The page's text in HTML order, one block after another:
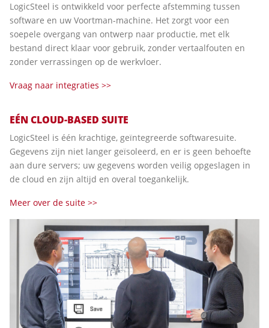
LogicSteel is ontwikkeld voor perfecte afstemming tussen
software en uw Voortman-machine. Het zorgt voor een
soepele overgang van ontwerp naar productie, met elk
bestand direct klaar voor gebruik, zonder vertaalfouten en
zonder verrassingen op de werkvloer.
Vraag naar integraties >>
EÉN CLOUD-BASED SUITE
LogicSteel is één krachtige, geïntegreerde softwaresuite.
Gegevens zijn niet langer geïsoleerd, en er is geen behoefte
aan dure servers; uw gegevens worden veilig opgeslagen in
de cloud en zijn altijd en overal toegankelijk.
Meer over de suite >>